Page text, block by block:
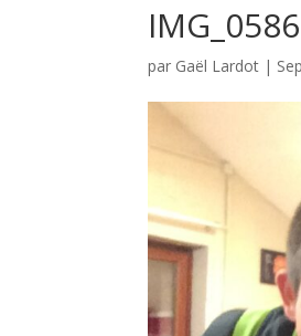
IMG_0586
par Gaël Lardot |